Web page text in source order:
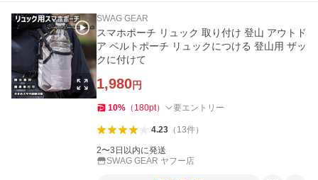
SWAG GEAR
スマホポーチ リュック 取り付け 登山 アウトド
ア ベルトポーチ リュックにつける 登山用 ザッ
クに付けて
1,980円
10% （ 180pt） 要エントリー
4.23（ 13件）
2〜3日以内に発送
SWAG GEAR ヤフー店